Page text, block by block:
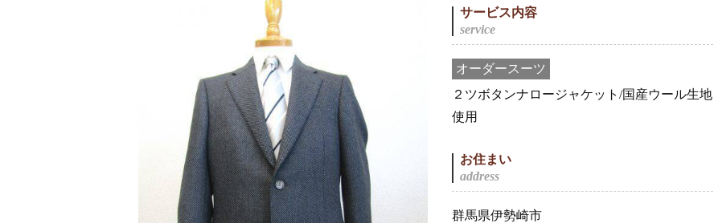
サービス内容
オーダースーツ
２ツボタンナロージャケット/国産ウール生地
使用
お住まい
群馬県伊勢崎市